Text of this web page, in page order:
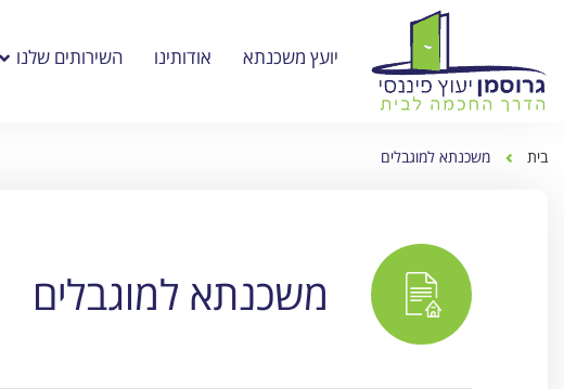
יועץ משכנתא אודותינו השירותים שלנו
בית משכנתא למוגבלים
משכנתא למוגבלים